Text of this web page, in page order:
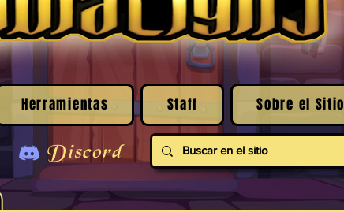
Herramientas Staff Sobre el Sitio
Discord